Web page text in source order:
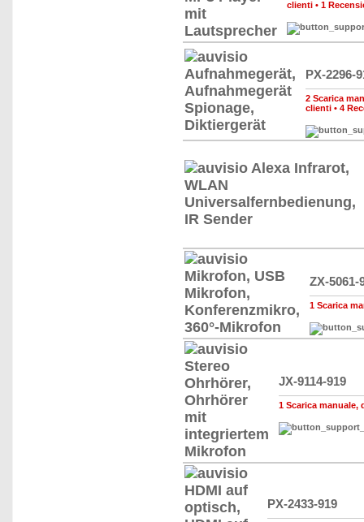
clienti • 1
PX-2296-
2 Scarica
clienti • 4
ZX-5061-
1 Scarica
JX-9114-919
1 Scarica manuale,
PX-2433-919